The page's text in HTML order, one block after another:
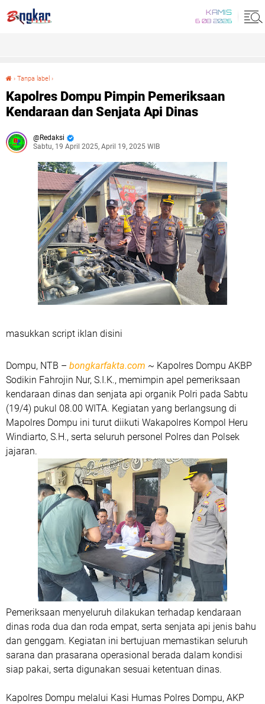
KAMIS
6 08 2026
› Tanpa label ›
Kapolres Dompu Pimpin Pemeriksaan
Kendaraan dan Senjata Api Dinas
Redaksi
Sabtu, 19 April 2025, April 19, 2025 WIB
masukkan script iklan disini
Dompu, NTB – bongkarfakta.com ~ Kapolres Dompu AKBP
Sodikin Fahrojin Nur, S.I.K., memimpin apel pemeriksaan
kendaraan dinas dan senjata api organik Polri pada Sabtu
(19/4) pukul 08.00 WITA. Kegiatan yang berlangsung di
Mapolres Dompu ini turut diikuti Wakapolres Kompol Heru
Windiarto, S.H., serta seluruh personel Polres dan Polsek
jajaran.
Pemeriksaan menyeluruh dilakukan terhadap kendaraan
dinas roda dua dan roda empat, serta senjata api jenis bahu
dan genggam. Kegiatan ini bertujuan memastikan seluruh
sarana dan prasarana operasional berada dalam kondisi
siap pakai, serta digunakan sesuai ketentuan dinas.
Kapolres Dompu melalui Kasi Humas Polres Dompu, AKP